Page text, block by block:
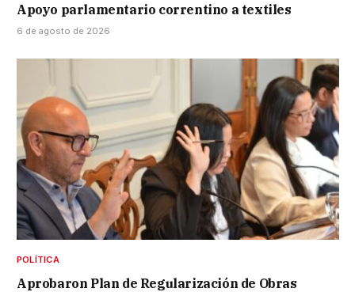
Apoyo parlamentario correntino a textiles
6 de agosto de 2026
POLÍTICA
Aprobaron Plan de Regularización de Obras